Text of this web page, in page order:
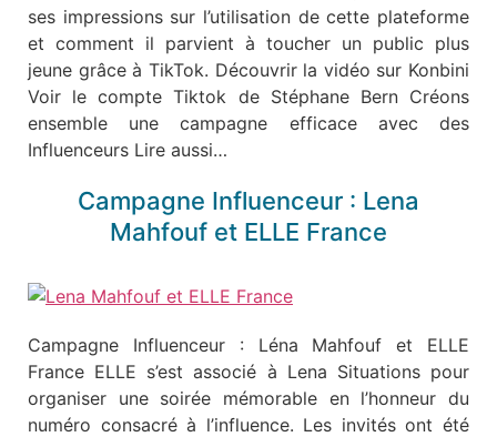
ses impressions sur l’utilisation de cette plateforme
et comment il parvient à toucher un public plus
jeune grâce à TikTok. Découvrir la vidéo sur Konbini
Voir le compte Tiktok de Stéphane Bern Créons
ensemble une campagne efficace avec des
Influenceurs Lire aussi…
Campagne Influenceur : Lena
Mahfouf et ELLE France
Campagne Influenceur : Léna Mahfouf et ELLE
France ELLE s’est associé à Lena Situations pour
organiser une soirée mémorable en l’honneur du
numéro consacré à l’influence. Les invités ont été